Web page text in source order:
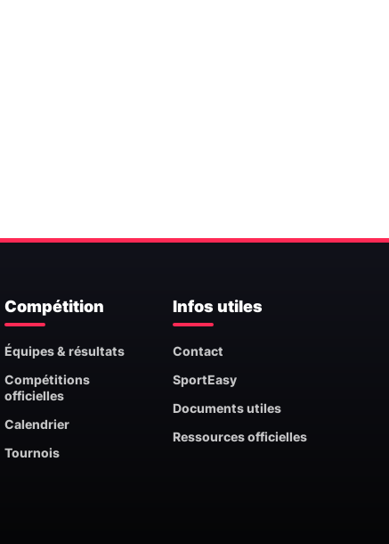
Compétition
Équipes & résultats
Compétitions
officielles
Calendrier
Tournois
Infos utiles
Contact
SportEasy
Documents utiles
Ressources officielles